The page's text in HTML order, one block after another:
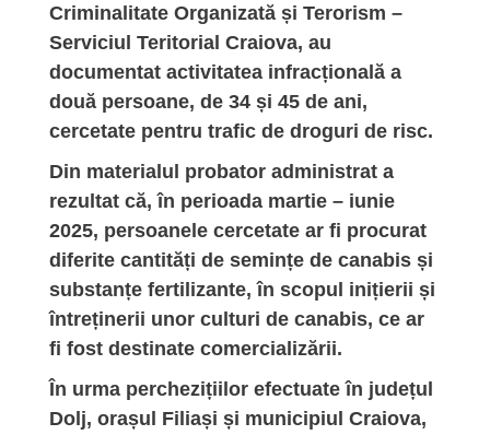
Criminalitate Organizată și Terorism –
Serviciul Teritorial Craiova, au
documentat activitatea infracțională a
două persoane, de 34 și 45 de ani,
cercetate pentru trafic de droguri de risc.
Din materialul probator administrat a
rezultat că, în perioada martie – iunie
2025, persoanele cercetate ar fi procurat
diferite cantități de semințe de canabis și
substanțe fertilizante, în scopul inițierii și
întreținerii unor culturi de canabis, ce ar
fi fost destinate comercializării.
În urma perchezițiilor efectuate în județul
Dolj, orașul Filiași și municipiul Craiova,